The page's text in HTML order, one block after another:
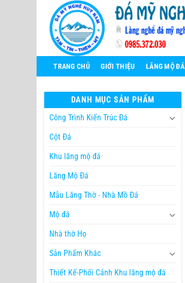
TRANG CHỦ GIỚI THIỆU LĂNG MỘ ĐÁ
DANH MỤC SẢN PHẨM
Công Trình Kiến Trúc Đá
Cột Đá
Khu lăng mộ đá
Lăng Mộ Đá
Mẫu Lăng Thờ - Nhà Mồ Đá
Mộ đá
Nhà thờ Họ
Sản Phẩm Khác
Thiết Kế-Phối Cảnh Khu lăng mộ đá